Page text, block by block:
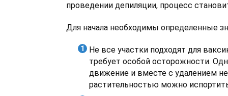
проведении депиляции, процесс
Для начала необходимы определенные
Не все участки подходят для
требует особой осторожности.
движение и вместе с удалением
растительностью можно